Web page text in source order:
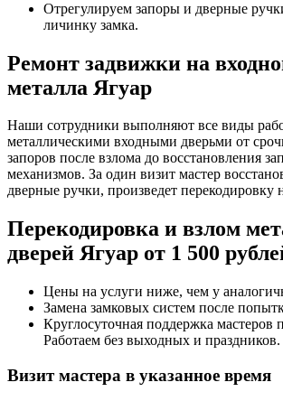
Отрегулируем запоры и дверные
личинку замка.
Ремонт задвижки на
металла Ягуар
Наши сотрудники выполняют все виды
металлическими входными дверьми от
запоров после взлома до восстановления
механизмов. За один визит мастер
дверные ручки, произведет перекодировку
Перекодировка и взлом
дверей Ягуар от 1 500
Цены на услуги ниже, чем у
Замена замковых систем после
Круглосуточная поддержка мастеров
Работаем без выходных и праздников.
Визит мастера в указанное время